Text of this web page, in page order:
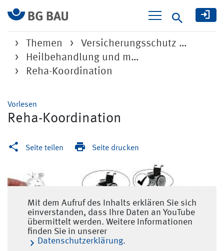
Suche
Themen
Versicherungsschutz …
Heilbehandlung und m…
Reha-Koordination
Vorlesen
Reha-Koordination
Seite teilen Seite drucken
Mit dem Aufruf des Inhalts erklären Sie sich
einverstanden, dass Ihre Daten an YouTube
übermittelt werden. Weitere Informationen
finden Sie in unserer
Datenschutzerklärung.